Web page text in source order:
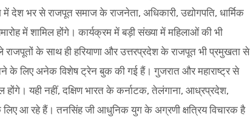
देश भर से राजपूत समाज के राजनेता, अधिकारी, उद्योगपति, धार्मिक
में शामिल होंगे। कार्यक्रम में बड़ी संख्या में महिलाओं की भी
के साथ ही हरियाणा और उत्तरप्रदेश के राजपूत भी प्रमुखता से
के लिए अनेक विशेष ट्रेन बुक की गई हैं। गुजरात और महाराष्ट्र से
यही नहीं, दक्षिण भारत के कर्नाटक, तेलंगाना, आध्रप्रदेश,
लिए आ रहे हैं। तनसिंह जी आधुनिक युग के अग्रणी क्षत्रिय विचारक है